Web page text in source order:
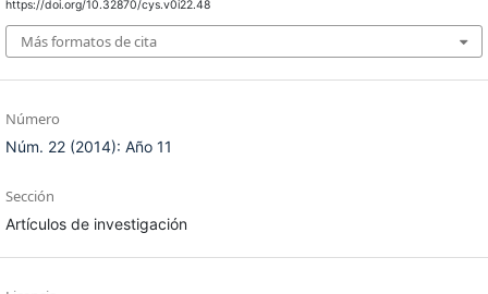
https://doi.org/10.32870/cys.v0i22.48
Más formatos de cita
Número
Núm. 22 (2014): Año 11
Sección
Artículos de investigación